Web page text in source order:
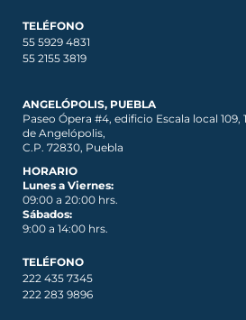
TELÉFONO
55 5929 4831
55 2155 3819
ANGELÓPOLIS, PUEBLA
Paseo Ópera #4, edificio Escala local 109,
de Angelópolis,
C.P. 72830, Puebla
HORARIO
Lunes a Viernes:
09:00 a 20:00 hrs.
Sábados:
9:00 a 14:00 hrs.
TELÉFONO
222 435 7345
222 283 9896